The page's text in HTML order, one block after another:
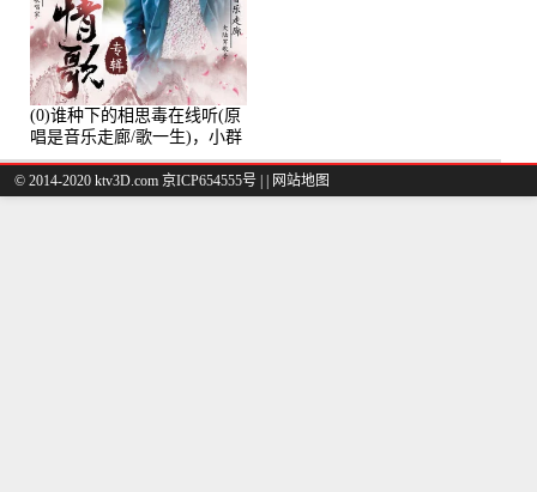
(0)谁种下的相思毒在线听(原
唱是音乐走廊/歌一生)，小群
演唱点播:8975次
© 2014-2020 ktv3D.com 京ICP654555号 | | 网站地图